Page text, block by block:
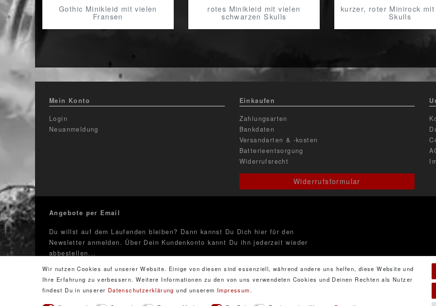
Gothic Minikleid mit vielen
Fransen
rotes Minikleid mit vielen
schwarzen Skulls
kurzer, roter Minirock
Skulls
Mein Konto
Login
Neuanmeldung
Einkaufen
Zahlungsarten
Bankdaten
Versandarten & -kosten
Batterieentsorgung
Widerrufsrecht
Widerrufsformular
Angebote per Email
Du willst auf dem Laufenden bleiben? Dann kannst Du Dich hier für den
Newsletter anmelden. Über Dein Kundenkonto kannt Du ihn jederzeit wieder
abbestellen...
E-Mail **
Newsletter
Honig
Wir nutzen Cookies auf unserer Website. Einige von diesen sind essenziell, während andere uns helfen, diese Website und
Ihre Erfahrung zu verbessern. Weitere Informationen zu den von uns verwendeten Cookies und Deinen Rechten als Nutzer
findest Du in unserer Daten­schutz­erklärung und unserem Impressum.